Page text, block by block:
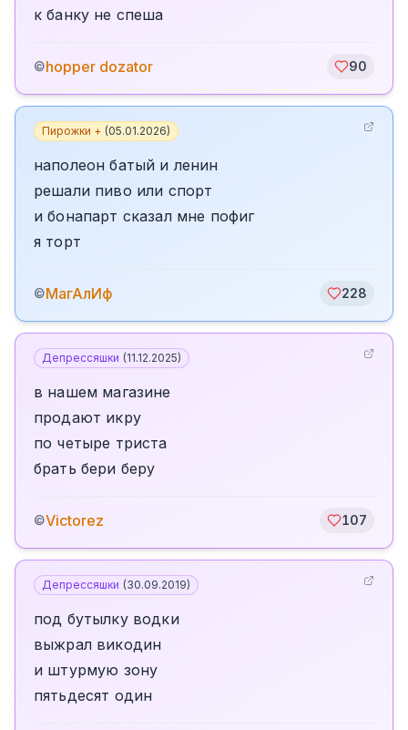
к банку не спеша
©hopper dozator 90
Пирожки + (05.01.2026)
наполеон батый и ленин
решали пиво или спорт
и бонапарт сказал мне пофиг
я торт
©МагАлИф 228
Депрессяшки (11.12.2025)
в нашем магазине
продают икру
по четыре триста
брать бери беру
©Victorez 107
Депрессяшки (30.09.2019)
под бутылку водки
выжрал викодин
и штурмую зону
пятьдесят один